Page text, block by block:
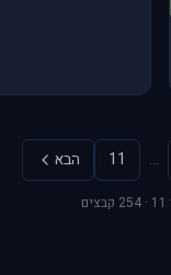
…
11 הבא